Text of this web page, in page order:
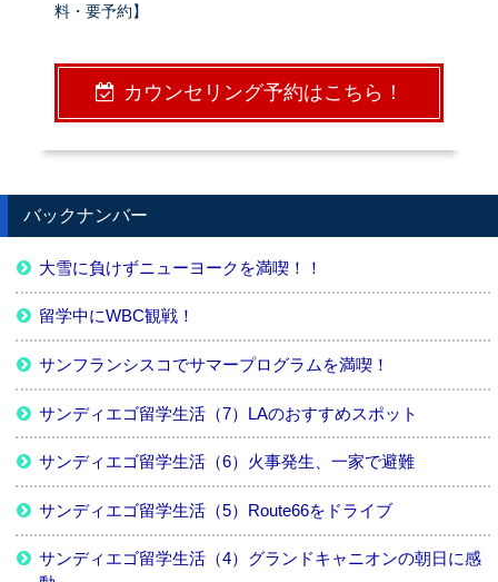
料・要予約】
カウンセリング予約はこちら！
バックナンバー
大雪に負けずニューヨークを満喫！！
留学中にWBC観戦！
サンフランシスコでサマープログラムを満喫！
サンディエゴ留学生活（7）LAのおすすめスポット
サンディエゴ留学生活（6）火事発生、一家で避難
サンディエゴ留学生活（5）Route66をドライブ
サンディエゴ留学生活（4）グランドキャニオンの朝日に感